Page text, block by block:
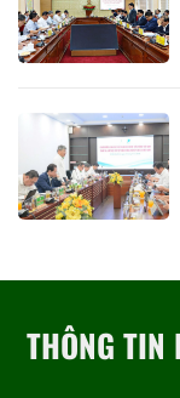
THÔNG TIN